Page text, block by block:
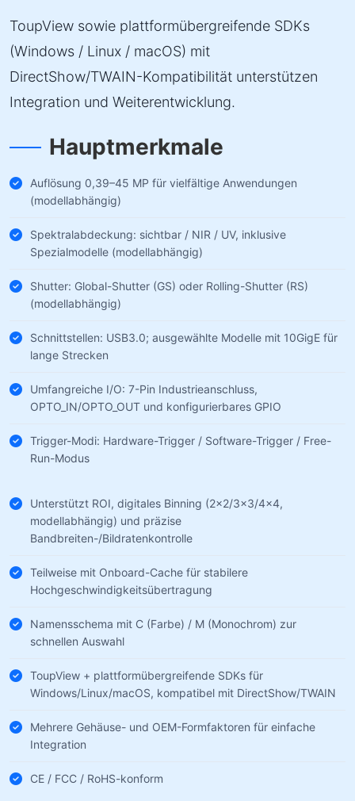
ToupView sowie plattformübergreifende SDKs
(Windows / Linux / macOS) mit
DirectShow/TWAIN-Kompatibilität unterstützen
Integration und Weiterentwicklung.
Hauptmerkmale
Auflösung 0,39–45 MP für vielfältige Anwendungen
(modellabhängig)
Spektralabdeckung: sichtbar / NIR / UV, inklusive
Spezialmodelle (modellabhängig)
Shutter: Global-Shutter (GS) oder Rolling-Shutter (RS)
(modellabhängig)
Schnittstellen: USB3.0; ausgewählte Modelle mit 10GigE für
lange Strecken
Umfangreiche I/O: 7-Pin Industrieanschluss,
OPTO_IN/OPTO_OUT und konfigurierbares GPIO
Trigger-Modi: Hardware-Trigger / Software-Trigger / Free-
Run-Modus
Unterstützt ROI, digitales Binning (2×2/3×3/4×4,
modellabhängig) und präzise
Bandbreiten-/Bildratenkontrolle
Teilweise mit Onboard-Cache für stabilere
Hochgeschwindigkeitsübertragung
Namensschema mit C (Farbe) / M (Monochrom) zur
schnellen Auswahl
ToupView + plattformübergreifende SDKs für
Windows/Linux/macOS, kompatibel mit DirectShow/TWAIN
Mehrere Gehäuse- und OEM-Formfaktoren für einfache
Integration
CE / FCC / RoHS-konform